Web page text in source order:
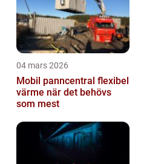
04 mars 2026
Mobil panncentral flexibel
värme när det behövs
som mest